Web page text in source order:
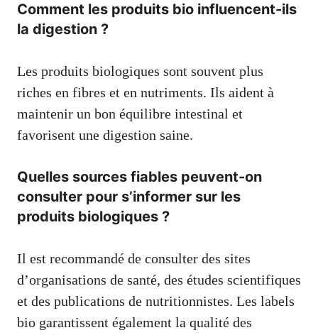
Comment les produits bio influencent-ils
la digestion ?
Les produits biologiques sont souvent plus
riches en fibres et en nutriments. Ils aident à
maintenir un bon équilibre intestinal et
favorisent une digestion saine.
Quelles sources fiables peuvent-on
consulter pour s’informer sur les
produits biologiques ?
Il est recommandé de consulter des sites
d’organisations de santé, des études scientifiques
et des publications de nutritionnistes. Les labels
bio garantissent également la qualité des